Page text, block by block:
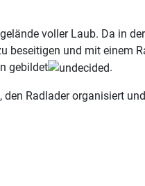
voller Laub. Da in
beseitigen und mit
gebildet
.
Radlader organisiert